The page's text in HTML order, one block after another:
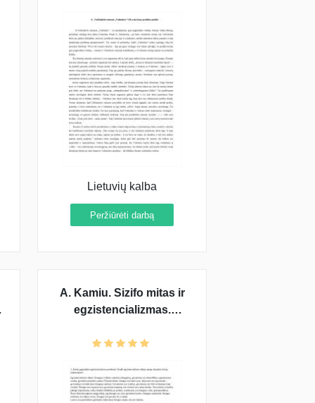
Lietuvių kalba
Peržiūrėti darbą
A. Kamiu. Sizifo mitas ir
egzistencializmas.